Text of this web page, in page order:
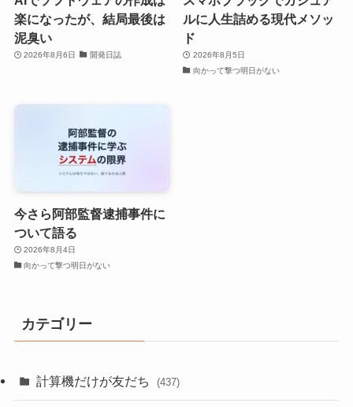
楽になったが、結局最後は
泥臭い
2026年8月6日 開発日誌
ルに人生詰める現代メソッ
ド
2026年8月5日
向かって撃つ明日がない
今さら阿部監督逮捕事件に
ついて語る
2026年8月4日
向かって撃つ明日がない
カテゴリー
計算機だけが友だち (437)